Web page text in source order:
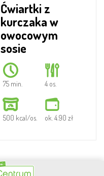
Ćwiartki z
kurczaka w
owocowym
sosie
75 min. 4 os.
500 kcal/os. ok. 4.90 zł